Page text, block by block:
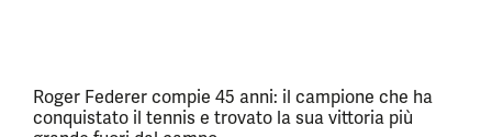
Roger Federer compie 45 anni: il campione che ha
conquistato il tennis e trovato la sua vittoria più